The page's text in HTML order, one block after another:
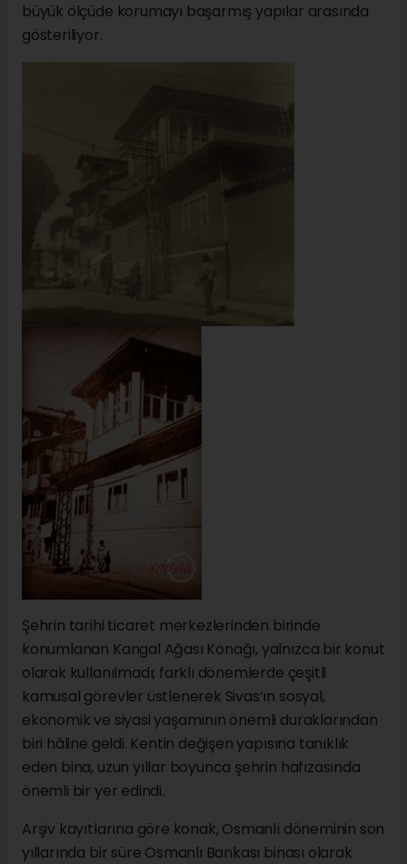
büyük ölçüde korumayı başarmış yapılar arasında
gösteriliyor.
Şehrin tarihi ticaret merkezlerinden birinde
konumlanan Kangal Ağası Konağı, yalnızca bir konut
olarak kullanılmadı; farklı dönemlerde çeşitli
kamusal görevler üstlenerek Sivas’ın sosyal,
ekonomik ve siyasi yaşamının önemli duraklarından
biri hâline geldi. Kentin değişen yapısına tanıklık
eden bina, uzun yıllar boyunca şehrin hafızasında
önemli bir yer edindi.
Arşiv kayıtlarına göre konak, Osmanlı döneminin son
yıllarında bir süre Osmanlı Bankası binası olarak